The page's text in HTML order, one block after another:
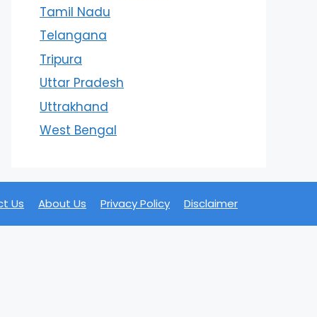
Tamil Nadu
Telangana
Tripura
Uttar Pradesh
Uttrakhand
West Bengal
Us About Us Privacy Policy Disclaimer